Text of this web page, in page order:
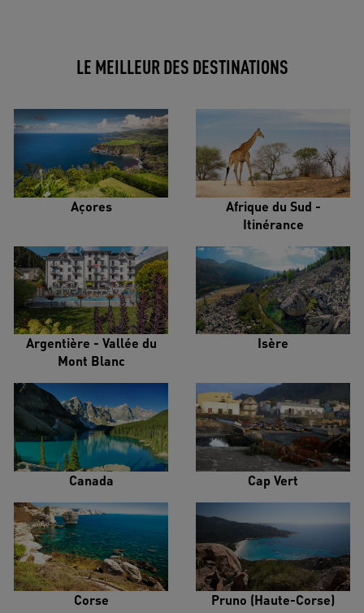
LE MEILLEUR DES DESTINATIONS
Açores
Afrique du Sud -
Itinérance
Argentière - Vallée du
Mont Blanc
Isère
Canada Cap Vert
Corse Pruno (Haute-Corse)